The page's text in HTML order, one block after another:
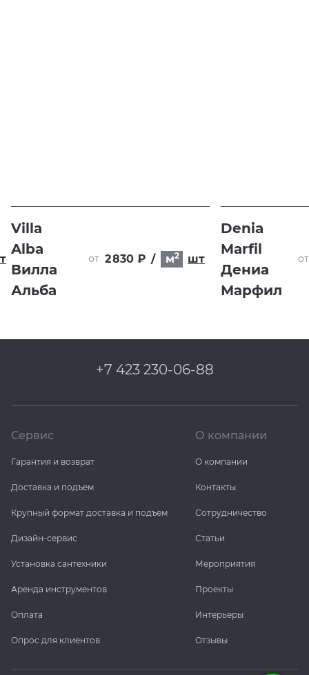
Villa
Alba
Вилла
Альба
от 2 830 ₽ / м2 шт
Denia
Marfil
Дениа
Марфил
от
+7 423 230-06-88
Сервис
Гарантия и возврат
Доставка и подъем
Крупный формат доставка и подъем
Дизайн-сервис
Установка сантехники
Аренда инструментов
Оплата
Опрос для клиентов
О компании
О компании
Контакты
Сотрудничество
Статьи
Мероприятия
Проекты
Интерьеры
Отзывы